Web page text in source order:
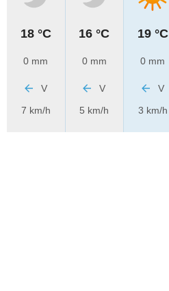
18 °C
0 mm
V
7 km/h
16 °C
0 mm
V
5 km/h
19 °C
0 mm
V
3 km/h